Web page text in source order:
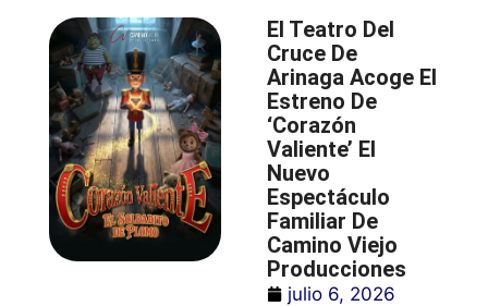
El Teatro Del
Cruce De
Arinaga Acoge El
Estreno De
‘Corazón
Valiente’ El
Nuevo
Espectáculo
Familiar De
Camino Viejo
Producciones
julio 6, 2026